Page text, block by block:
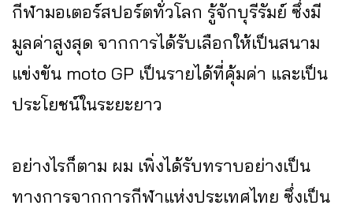
กีฬามอเตอร์สปอร์ตทั่วโลก รู้จักบุรีรัมย์ ซึ่งมี
มูลค่าสูงสุด จากการได้รับเลือกให้เป็นสนาม
แข่งขัน moto GP เป็นรายได้ที่คุ้มค่า และเป็น
ประโยชน์ในระยะยาว
อย่างไรก็ตาม ผม เพิ่งได้รับทราบอย่างเป็น
ทางการจากการกีฬาแห่งประเทศไทย ซึ่งเป็น